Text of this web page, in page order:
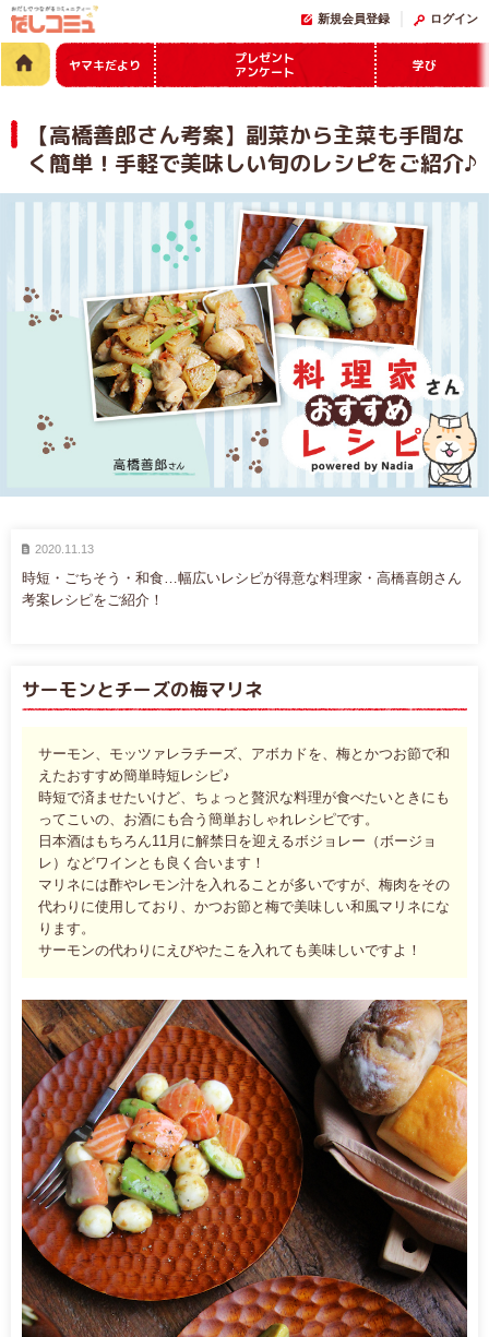
新規会員登録 ログイン
ヤマキだより
プレゼント
アンケート
学び
【高橋善郎さん考案】副菜から主菜も手間な
く簡単！手軽で美味しい旬のレシピをご紹介♪
2020.11.13
時短・ごちそう・和食…幅広いレシピが得意な料理家・高橋喜朗さん
考案レシピをご紹介！
サーモンとチーズの梅マリネ
サーモン、モッツァレラチーズ、アボカドを、梅とかつお節で和
えたおすすめ簡単時短レシピ♪
時短で済ませたいけど、ちょっと贅沢な料理が食べたいときにも
ってこいの、お酒にも合う簡単おしゃれレシピです。
日本酒はもちろん11月に解禁日を迎えるボジョレー（ボージョ
レ）などワインとも良く合います！
マリネには酢やレモン汁を入れることが多いですが、 梅肉をその
代わりに使用しており、かつお節と梅で美味しい和風マリネにな
ります。
サーモンの代わりにえびやたこを入れても美味しいですよ！